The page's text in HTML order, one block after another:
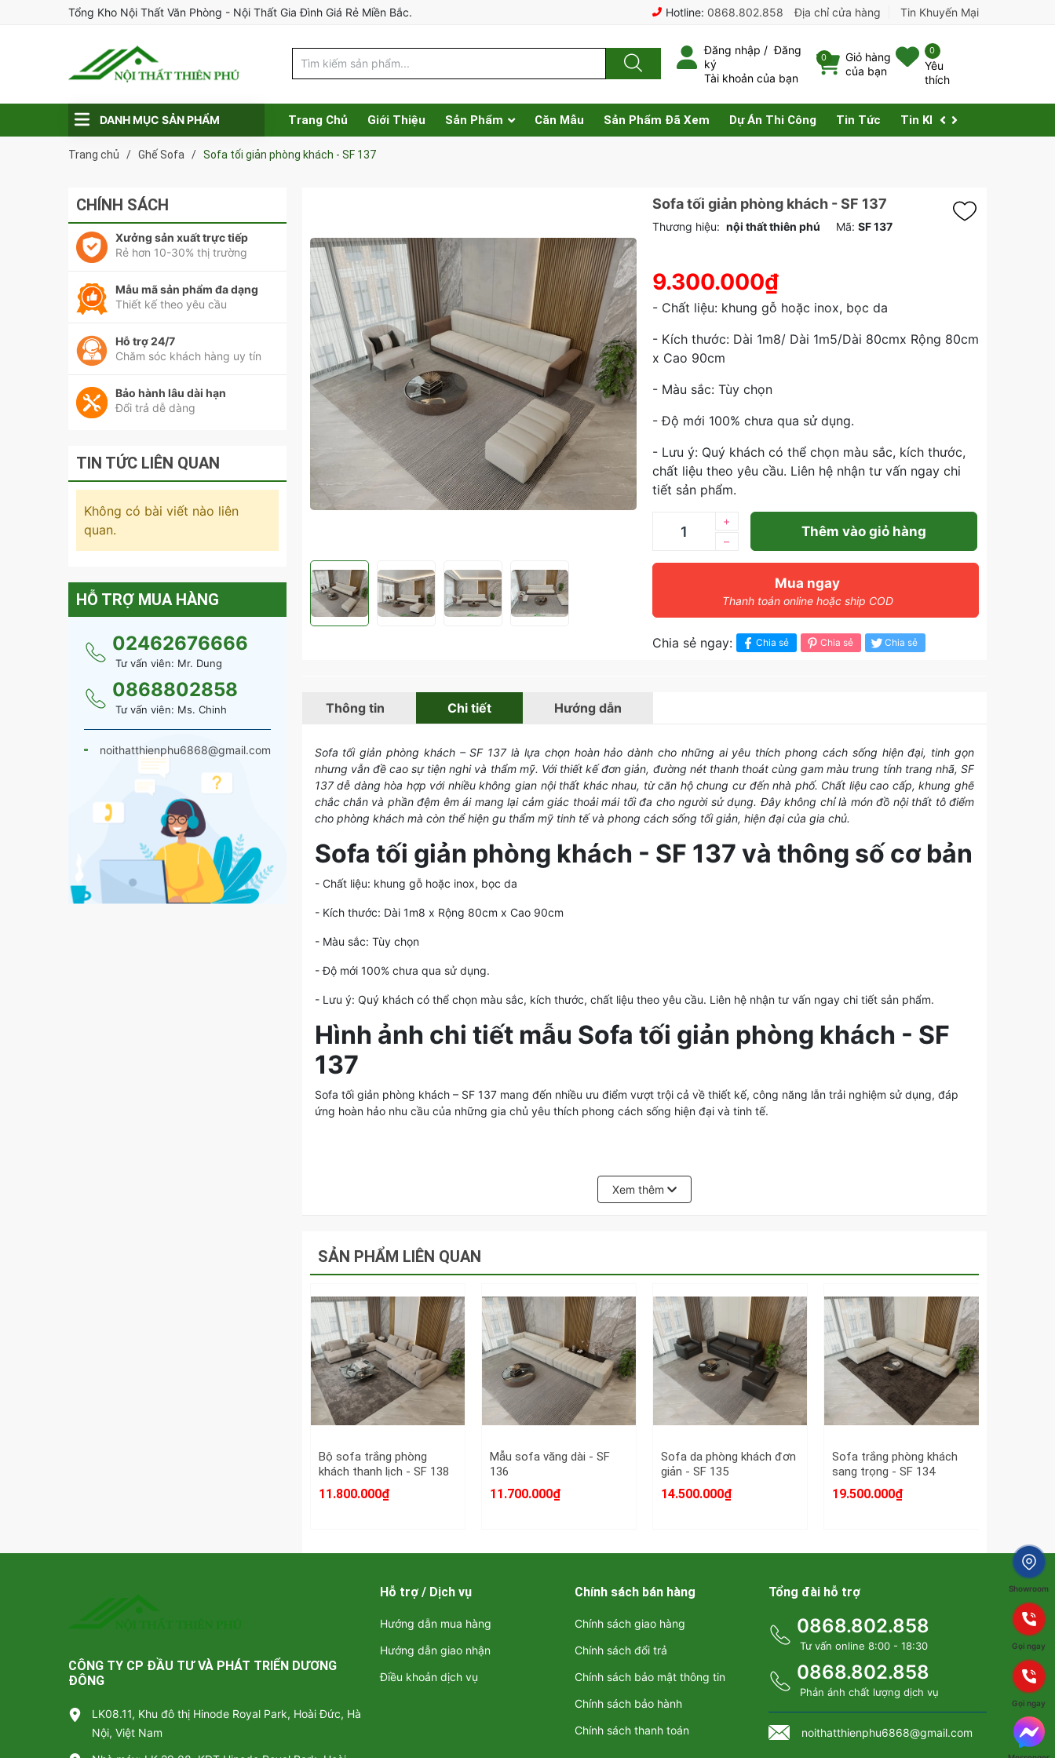
Tổng Kho Nội Thất Văn Phòng - Nội Thất Gia Đình Giá Rẻ Miền Bắc. Hotline: 0868.802.858 Địa chỉ cửa hàng Tin Khuyến Mại
Đăng nhập /Đăng
ký
Tài khoản của bạn
0
Giỏ hàng
của bạn
0
Yêu
thích
DANH MỤC SẢN PHẨM Trang Chủ Giới Thiệu Sản Phẩm Căn Mẫu Sản Phẩm Đã Xem Dự Án Thi Công Tin Tức Tin Khuyến Mại
Trang chủ / Ghế Sofa / Sofa tối giản phòng khách - SF 137
Sofa tối giản phòng khách - SF 137
Thương hiệu: nội thất thiên phú Mã: SF 137
9.300.000₫
- Chất liệu: khung gỗ hoặc inox, bọc da
- Kích thước: Dài 1m8/ Dài 1m5/Dài 80cmx Rộng 80cm
x Cao 90cm
- Màu sắc: Tùy chọn
- Độ mới 100% chưa qua sử dụng.
- Lưu ý: Quý khách có thể chọn màu sắc, kích thước,
chất liệu theo yêu cầu. Liên hệ nhận tư vấn ngay chi
tiết sản phẩm.
–
+
Thêm vào giỏ hàng
Mua ngay
Thanh toán online hoặc ship COD
Chia sẻ ngay: Chia sẻ Chia sẻ Chia sẻ
Thông tin Chi tiết Hướng dẫn
Sofa tối giản phòng khách – SF 137 là lựa chọn hoàn hảo dành cho những ai yêu thích phong cách sống hiện đại, tinh gọn
nhưng vẫn đề cao sự tiện nghi và thẩm mỹ. Với thiết kế đơn giản, đường nét thanh thoát cùng gam màu trung tính trang nhã, SF
137 dễ dàng hòa hợp với nhiều không gian nội thất khác nhau, từ căn hộ chung cư đến nhà phố. Chất liệu cao cấp, khung ghế
chắc chắn và phần đệm êm ái mang lại cảm giác thoải mái tối đa cho người sử dụng. Đây không chỉ là món đồ nội thất tô điểm
cho phòng khách mà còn thể hiện gu thẩm mỹ tinh tế và phong cách sống tối giản, hiện đại của gia chủ.
Sofa tối giản phòng khách - SF 137 và thông số cơ bản
- Chất liệu: khung gỗ hoặc inox, bọc da
- Kích thước: Dài 1m8 x Rộng 80cm x Cao 90cm
- Màu sắc: Tùy chọn
- Độ mới 100% chưa qua sử dụng.
- Lưu ý: Quý khách có thể chọn màu sắc, kích thước, chất liệu theo yêu cầu. Liên hệ nhận tư vấn ngay chi tiết sản phẩm.
Hình ảnh chi tiết mẫu Sofa tối giản phòng khách - SF
137
Sofa tối giản phòng khách – SF 137 mang đến nhiều ưu điểm vượt trội cả về thiết kế, công năng lẫn trải nghiệm sử dụng, đáp
ứng hoàn hảo nhu cầu của những gia chủ yêu thích phong cách sống hiện đại và tinh tế.
Sofa tối giản phòng khách - SF 137 hiện đại
Trước hết, điểm nổi bật của SF 137 nằm ở thiết kế tối giản nhưng tinh tế. Không cầu kỳ trong chi tiết hay hoa văn, mẫu sofa này
Xem thêm
SẢN PHẨM LIÊN QUAN
Bộ sofa trắng phòng
khách thanh lịch - SF 138
11.800.000₫
Mẫu sofa văng dài - SF
136
11.700.000₫
Sofa da phòng khách đơn
giản - SF 135
14.500.000₫
Sofa trắng phòng khách
sang trọng - SF 134
19.500.000₫
CHÍNH SÁCH
Xưởng sản xuất trực tiếp
Rẻ hơn 10-30% thị trường
Mẫu mã sản phẩm đa dạng
Thiết kế theo yêu cầu
Hỗ trợ 24/7
Chăm sóc khách hàng uy tín
Bảo hành lâu dài hạn
Đổi trả dễ dàng
TIN TỨC LIÊN QUAN
Không có bài viết nào liên
quan.
HỖ TRỢ MUA HÀNG
02462676666
Tư vấn viên: Mr. Dung
0868802858
Tư vấn viên: Ms. Chinh
noithatthienphu6868@gmail.com
CÔNG TY CP ĐẦU TƯ VÀ PHÁT TRIỂN DƯƠNG
ĐÔNG
LK08.11, Khu đô thị Hinode Royal Park, Hoài Đức, Hà
Nội, Việt Nam
Hỗ trợ / Dịch vụ
Hướng dẫn mua hàng
Hướng dẫn giao nhận
Điều khoản dịch vụ
Chính sách bán hàng
Chính sách giao hàng
Chính sách đổi trả
Chính sách bảo mật thông tin
Chính sách bảo hành
Chính sách thanh toán
Tổng đài hỗ trợ
0868.802.858
Tư vấn online 8:00 - 18:30
0868.802.858
Phản ánh chất lượng dịch vụ
noithatthienphu6868@gmail.com
Showroom
Gọi ngay
Gọi ngay